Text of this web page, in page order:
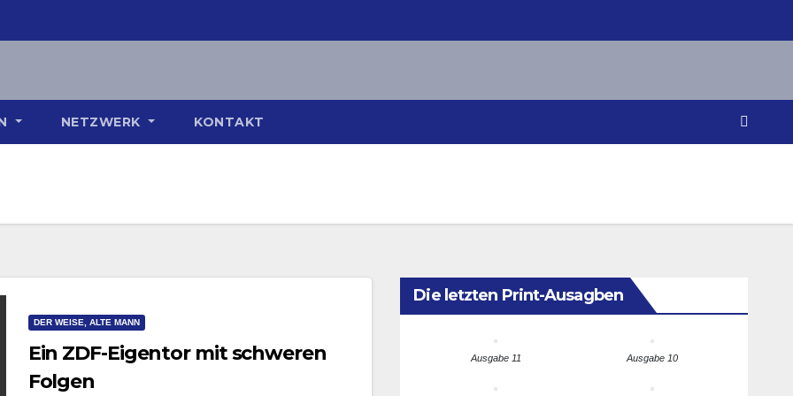
NETZWERK KONTAKT
DER WEISE, ALTE MANN
Ein ZDF-Eigentor mit schweren
Folgen
Die letzten Print-Ausagben
Ausgabe 11 Ausgabe 10